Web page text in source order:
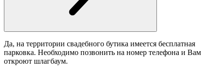
Да, на территории свадебного бутика имеется бесплатная
парковка. Необходимо позвонить на номер телефона и Вам
откроют шлагбаум.